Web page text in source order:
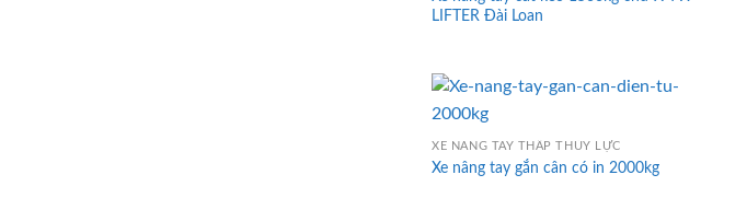
LIFTER Đài Loan
XE NÂNG TAY THẤP THỦY LỰC
Xe nâng tay gắn cân có in 2000kg